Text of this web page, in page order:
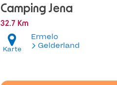
Camping Jena
32.7 Km
Karte
Ermelo
Gelderland